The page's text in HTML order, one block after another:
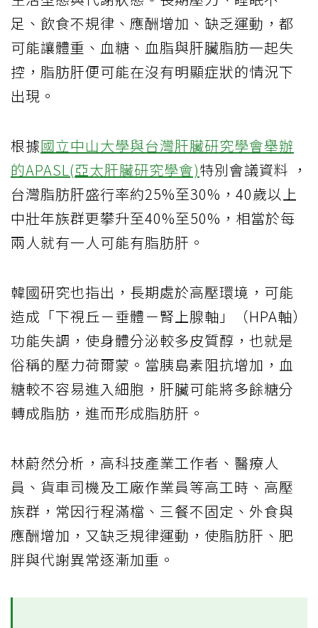
足、飲食不規律、應酬增加、缺乏運動，都
可能讓體重、血糖、血脂與肝臟脂肪一起失
控，脂肪肝便可能在沒有明顯症狀的情況下
出現。
根據國立中山大學與台灣肝臟研究學會舉辦
的APASL(亞太肝臟研究學會)特別會議資料 ，
台灣脂肪肝盛行率約25%至30%，40歲以上
中壯年族群更攀升至40%至50%，相當於每
兩人就有一人可能有脂肪肝。
韓國研究也指出，長期處於高壓環境，可能
造成「下視丘－垂體－腎上腺軸」（HPA軸）
功能失調，使身體分泌較多皮質醇，也就是
俗稱的壓力荷爾蒙。當胰島素阻抗增加，血
糖較不容易進入細胞，肝臟可能將多餘糖分
轉成脂肪，進而形成脂肪肝。
林蔚然分析，高科技產業工作者、醫療人
員、貨車司機及工廠作業員等高工時、高壓
族群，常因行程滿檔、三餐不固定、外食與
應酬增加，又缺乏規律運動，使脂肪肝、肥
胖與代謝異常逐漸加重。